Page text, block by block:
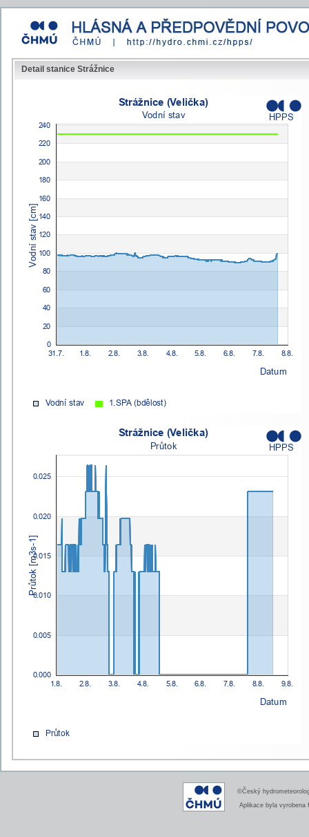
Detail stanice Strážnice
©Český
Aplikace byla vyrobena